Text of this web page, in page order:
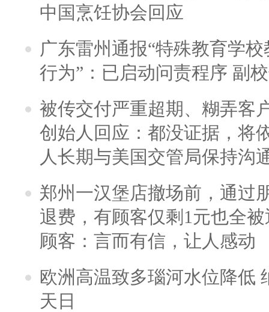
中国烹饪协会回应
广东雷州通报“特殊教育学
行为”：已启动问责程序 副
被传交付严重超期、糊弄客
创始人回应：都没证据，将
人长期与美国交管局保持沟
郑州一汉堡店撤场前，通过
退费，有顾客仅剩1元也全
顾客：言而有信，让人感动
欧洲高温致多瑙河水位降低
天日